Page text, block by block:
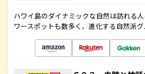
ハワイ島のダイナミックな自然は訪れる
ワースポットも数多く、進化する自然派グ